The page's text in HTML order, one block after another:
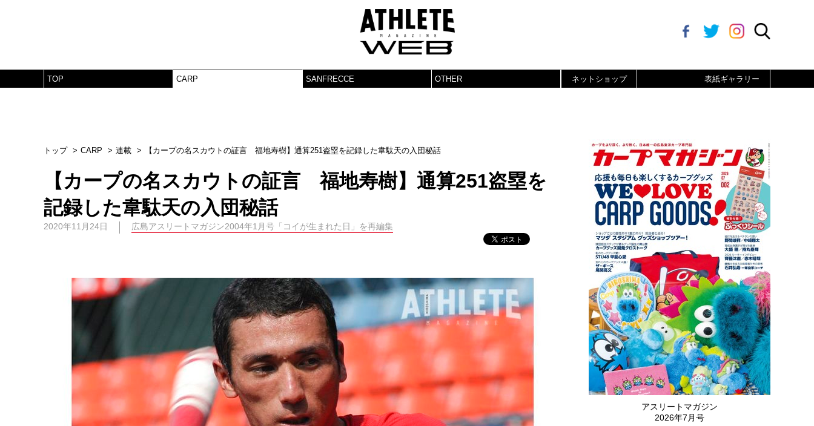
TOP CARP SANFRECCE OTHER ネットショップ 表紙ギャラリー
トップ CARP 連載 【カープの名スカウトの証言 福地寿樹】通算251盗塁を記録した韋駄天の入団秘話
【カープの名スカウトの証言 福地寿樹】通算251盗塁を
記録した韋駄天の入団秘話
2020年11月24日 広島アスリートマガジン2004年1月号「コイが生まれた日」を再編集
アスリートマガジン
2026年7月号